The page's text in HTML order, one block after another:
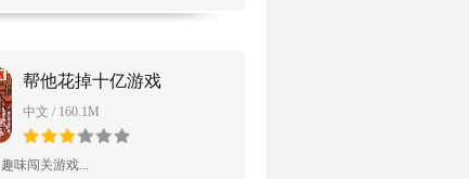
帮他花掉十亿游戏
中文 / 160.1M
趣味闯关游戏...